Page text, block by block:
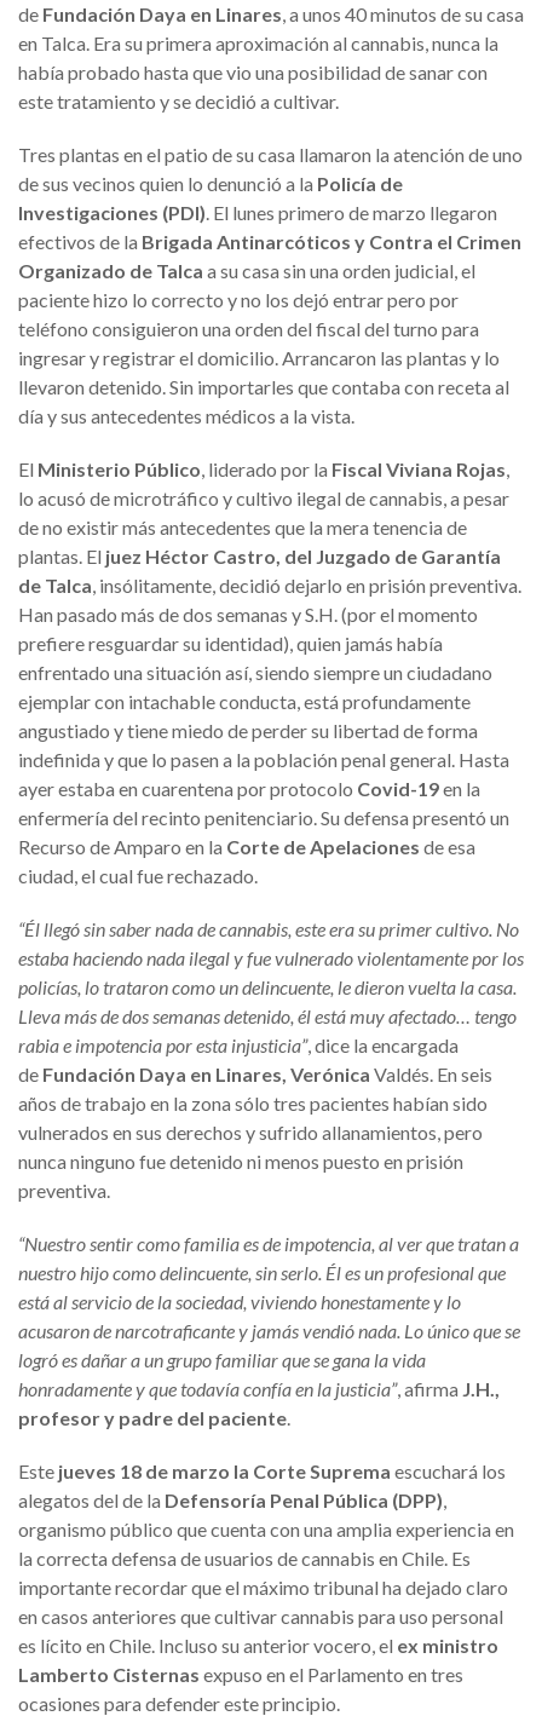
de Fundación Daya en Linares , a unos 40 minutos de su casa
en Talca. Era su primera aproximación al cannabis, nunca la
había probado hasta que vio una posibilidad de sanar con
este tratamiento y se decidió a cultivar.
Tres plantas en el patio de su casa llamaron la atención de uno
de sus vecinos quien lo denunció a la Policía de
Investigaciones (PDI) . El lunes primero de marzo llegaron
efectivos de la Brigada Antinarcóticos y Contra el Crimen
Organizado de Talca a su casa sin una orden judicial, el
paciente hizo lo correcto y no los dejó entrar pero por
teléfono consiguieron una orden del fiscal del turno para
ingresar y registrar el domicilio. Arrancaron las plantas y lo
llevaron detenido. Sin importarles que contaba con receta al
día y sus antecedentes médicos a la vista.
El Ministerio Público , liderado por la Fiscal Viviana Rojas
lo acusó de microtráfico y cultivo ilegal de cannabis, a pesar
de no existir más antecedentes que la mera tenencia de
plantas. El juez Héctor Castro, del Juzgado de Garantía
de Talca , insólitamente, decidió dejarlo en prisión preventiva.
Han pasado más de dos semanas y S.H. (por el momento
prefiere resguardar su identidad), quien jamás había
enfrentado una situación así, siendo siempre un ciudadano
ejemplar con intachable conducta, está profundamente
angustiado y tiene miedo de perder su libertad de forma
indefinida y que lo pasen a la población penal general. Hasta
ayer estaba en cuarentena por protocolo Covid-19en la
enfermería del recinto penitenciario. Su defensa presentó un
Recurso de Amparo en la Corte de Apelaciones de esa
ciudad, el cual fue rechazado.
“Él llegó sin saber nada de cannabis, este era su primer cultivo. No
estaba haciendo nada ilegal y fue vulnerado violentamente por los
policías, lo trataron como un delincuente, le dieron vuelta la casa.
Lleva más de dos semanas detenido, él está muy afectado… tengo
rabia e impotencia por esta injusticia”, dice la encargada
de Fundación Daya en Linares, Verónica Valdés . En seis
años de trabajo en la zona sólo tres pacientes habían sido
vulnerados en sus derechos y sufrido allanamientos, pero
nunca ninguno fue detenido ni menos puesto en prisión
preventiva.
“Nuestro sentir como familia es de impotencia, al ver que tratan a
nuestro hijo como delincuente, sin serlo. Él es un profesional que
está al servicio de la sociedad, viviendo honestamente y lo
acusaron de narcotraficante y jamás vendió nada. Lo único que se
logró es dañar a un grupo familiar que se gana la vida
honradamente y que todavía confía en la justicia”, afirma J.H.,
profesor y padre del paciente
Este jueves 18 de marzo la Corte Suprema escuchará los
alegatos del de la Defensoría Penal Pública (DPP)
organismo público que cuenta con una amplia experiencia en
la correcta defensa de usuarios de cannabis en Chile. Es
importante recordar que el máximo tribunal ha dejado claro
en casos anteriores que cultivar cannabis para uso personal
es lícito en Chile. Incluso su anterior vocero, el ex ministro
Lamberto Cisternas expuso en el Parlamento en tres
ocasiones para defender este principio.